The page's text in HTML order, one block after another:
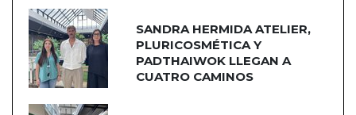
SANDRA HERMIDA ATELIER,
PLURICOSMÉTICA Y
PADTHAIWOK LLEGAN A
CUATRO CAMINOS